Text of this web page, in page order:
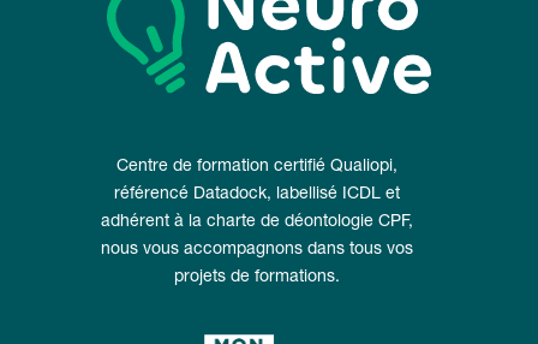
Centre de formation certifié Qualiopi,
référencé Datadock, labellisé ICDL et
adhérent à la charte de déontologie CPF,
nous vous accompagnons dans tous vos
projets de formations.